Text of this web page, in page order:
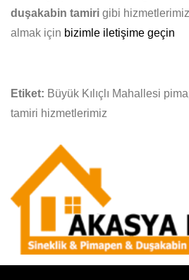
duşakabin tamiri gibi
almak için bizimle iletişime geçin
Etiket: Büyük Kılıçlı Mahallesi
tamiri hizmetlerimiz